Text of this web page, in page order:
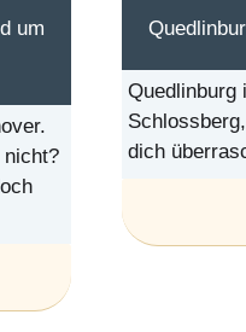
um
nicht?
Quedlinburg
dich